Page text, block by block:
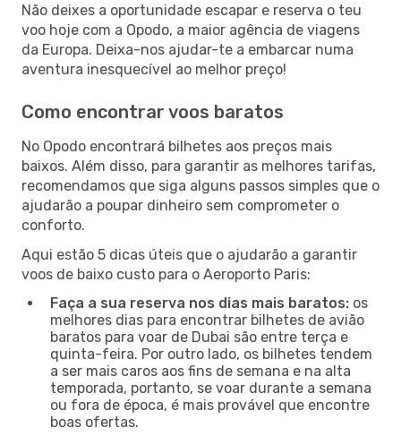
Não deixes a oportunidade escapar e reserva o teu
voo hoje com a Opodo, a maior agência de viagens
da Europa. Deixa-nos ajudar-te a embarcar numa
aventura inesquecível ao melhor preço!
Como encontrar voos baratos
No Opodo encontrará bilhetes aos preços mais
baixos. Além disso, para garantir as melhores tarifas,
recomendamos que siga alguns passos simples que o
ajudarão a poupar dinheiro sem comprometer o
conforto.
Aqui estão 5 dicas úteis que o ajudarão a garantir
voos de baixo custo para o Aeroporto Paris:
Faça a sua reserva nos dias mais baratos: os
melhores dias para encontrar bilhetes de avião
baratos para voar de Dubai são entre terça e
quinta-feira. Por outro lado, os bilhetes tendem
a ser mais caros aos fins de semana e na alta
temporada, portanto, se voar durante a semana
ou fora de época, é mais provável que encontre
boas ofertas.